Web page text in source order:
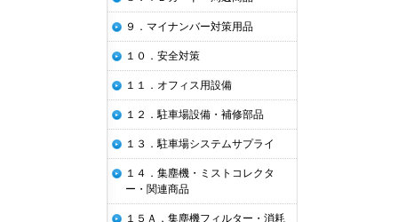
９．マイナンバー対策用品
１０．安全対策
１１．オフィス用設備
１２．駐車場設備・補修部品
１３．駐車場システムサプライ
１４．集塵機・ミストコレクタ
ー・関連商品
１５Ａ．集塵機フィルター・消耗